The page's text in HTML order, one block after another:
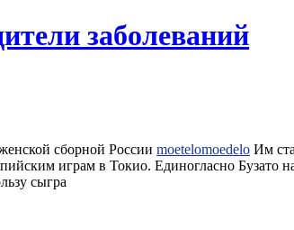
заболеваний
сборной России moetelomoedelo Им
играм в Токио. Единогласно Бузато
сыгра